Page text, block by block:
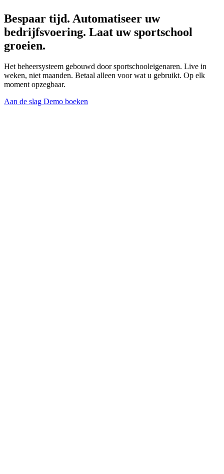
Bespaar tijd. Automatiseer uw
bedrijfsvoering. Laat uw sportschool
groeien.
Het beheersysteem gebouwd door sportschooleigenaren. Live in
weken, niet maanden. Betaal alleen voor wat u gebruikt. Op elk
moment opzegbaar.
Aan de slag Demo boeken